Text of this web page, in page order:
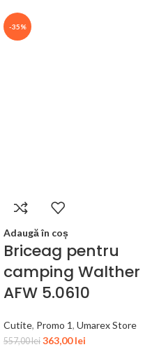
-35%
Adaugă în coș
Briceag pentru
camping Walther
AFW 5.0610
Cutite, Promo 1, Umarex Store
557,00lei 363,00lei